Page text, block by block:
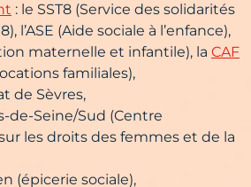
: le SST8 (Service des solidarités
l’ASE (Aide sociale à l’enfance),
maternelle et infantile), la CAF
familiales),
de Sèvres,
de-Seine/Sud (Centre
les droits des femmes et de la
(épicerie sociale),